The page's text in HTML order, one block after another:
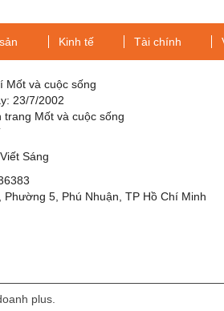
vùng kháng cự mạnh quanh
mốc 1.070 điểm. Nhóm
ngành hỗ trợ lớn nhất c
Kinh tế Tài chính
Mốt và cuộc sống
23/7/2002
trang Mốt và cuộc sống
Sáng
5, Phú Nhuận, TP Hồ Chí Minh
plus.